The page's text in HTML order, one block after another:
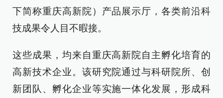
下简称重庆高新院）产品展示厅，各类前沿科
技成果令人目不暇接。
这些成果，均来自重庆高新院自主孵化培育的
高新技术企业。该研究院通过与科研院所、创
新团队、孵化企业等实施一体化发展，形成科